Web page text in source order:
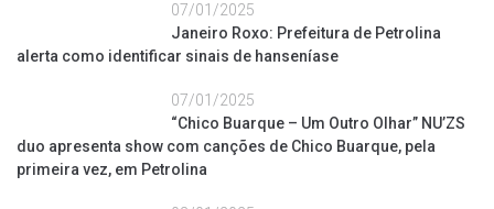
07/01/2025
Janeiro Roxo: Prefeitura de Petrolina
alerta como identificar sinais de hanseníase
07/01/2025
“Chico Buarque – Um Outro Olhar” NU’ZS
duo apresenta show com canções de Chico Buarque, pela
primeira vez, em Petrolina